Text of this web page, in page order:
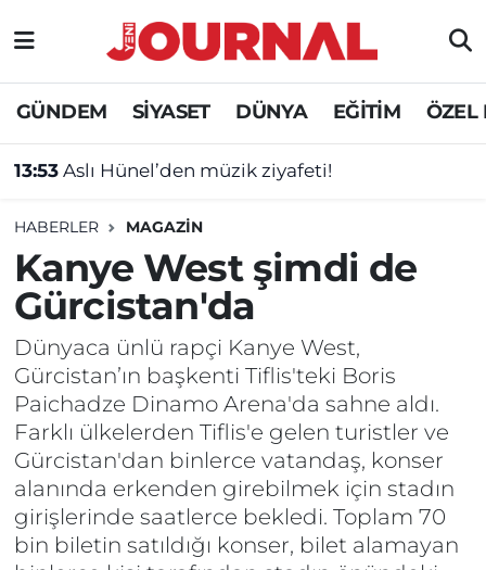
GÜNDEM SİYASET DÜNYA EĞİTİM ÖZEL
13:53 Aslı Hünel’den müzik ziyafeti!
HABERLER MAGAZİN
Kanye West şimdi de
Gürcistan'da
Dünyaca ünlü rapçi Kanye West,
Gürcistan’ın başkenti Tiflis'teki Boris
Paichadze Dinamo Arena'da sahne aldı.
Farklı ülkelerden Tiflis'e gelen turistler ve
Gürcistan'dan binlerce vatandaş, konser
alanında erkenden girebilmek için stadın
girişlerinde saatlerce bekledi. Toplam 70
bin biletin satıldığı konser, bilet alamayan
GÜNDEM
SİYASET
EĞİTİM
ÖZEL HABER
Nöbetçi Eczaneler
Hava Durumu
Süper Lig Puan Durumu ve Fikstür
Tüm Manşetler
Son Dakika Haberleri
Haber Arşivi